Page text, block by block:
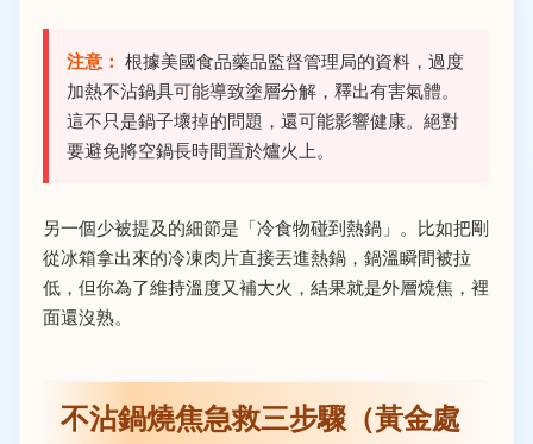
注意： 根據美國食品藥品監督管理局的資料，過度
加熱不沾鍋具可能導致塗層分解，釋出有害氣體。
這不只是鍋子壞掉的問題，還可能影響健康。絕對
要避免將空鍋長時間置於爐火上。
另一個少被提及的細節是「冷食物碰到熱鍋」。比如把剛
從冰箱拿出來的冷凍肉片直接丟進熱鍋，鍋溫瞬間被拉
低，但你為了維持溫度又補大火，結果就是外層燒焦，裡
面還沒熟。
不沾鍋燒焦急救三步驟（黃金處